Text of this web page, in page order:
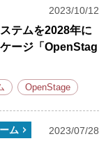
2023/10/12
テムを2028年に
ージ「OpenStag
OpenStage
ム 2023/07/28